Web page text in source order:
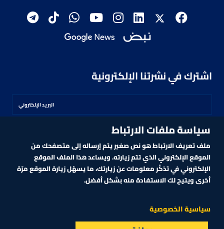
اشترك في نشرتنا الإلكترونية
اشترك
2026
CNBCARABIA.COM. ALL RIGHTS RESERVED
سياسة ملفات الارتباط
ملف تعريف الارتباط هو نص صغير يتم إرساله إلى متصفحك من
الموقع الإلكتروني الذي تتم زيارته. ويساعد هذا الملف الموقع
الإلكتروني في تذكّر معلومات عن زيارتك، ما يسهّل زيارة الموقع مرّة
أخرى ويتيح لك الاستفادة منه بشكل أفضل.
سياسية الخصوصية